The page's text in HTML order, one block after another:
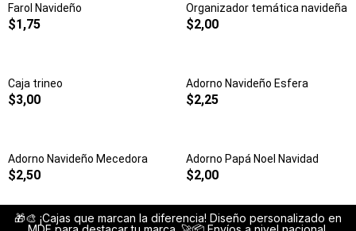
Farol Navideño
$1,75
Organizador temática navideña
$2,00
Caja trineo
$3,00
Adorno Navideño Esfera
$2,25
Adorno Navideño Mecedora
$2,50
Adorno Papá Noel Navidad
$2,00
🎁🎨 ¡Cajas que marcan la diferencia! Diseño personalizado en